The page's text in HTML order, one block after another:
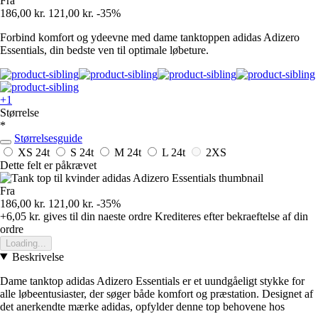
186,00 kr. 121,00 kr. -35%
Forbind komfort og ydeevne med dame tanktoppen adidas Adizero
Essentials, din bedste ven til optimale løbeture.
+1
Størrelse
*
Størrelsesguide
XS 24t S 24t M 24t L 24t
2XS
Dette felt er påkrævet
Fra
186,00 kr. 121,00 kr. -35%
+6,05 kr. gives til din naeste ordre Krediteres efter bekraeftelse af din
ordre
Loading...
Beskrivelse
Dame tanktop adidas Adizero Essentials er et uundgåeligt stykke for
alle løbeentusiaster, der søger både komfort og præstation. Designet af
det anerkendte mærke adidas, opfylder denne top behovene hos